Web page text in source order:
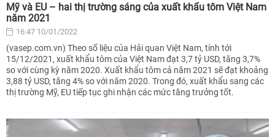
Mỹ và EU – hai thị trường sáng của xuất khẩu tôm Việt Nam
năm 2021
16:47 10/01/2022
(vasep.com.vn) Theo số liệu của Hải quan Việt Nam, tính tới
15/12/2021, xuất khẩu tôm của Việt Nam đạt 3,7 tỷ USD, tăng 3,7%
so với cùng kỳ năm 2020. Xuất khẩu tôm cả năm 2021 sẽ đạt khoảng
3,88 tỷ USD, tăng 4% so với năm 2020. Trong đó, xuất khẩu sang các
thị trường Mỹ, EU tiếp tục ghi nhận các mức tăng trưởng tốt.